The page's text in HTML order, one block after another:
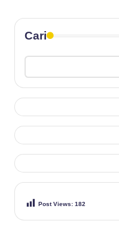
Cari
Post Views: 182